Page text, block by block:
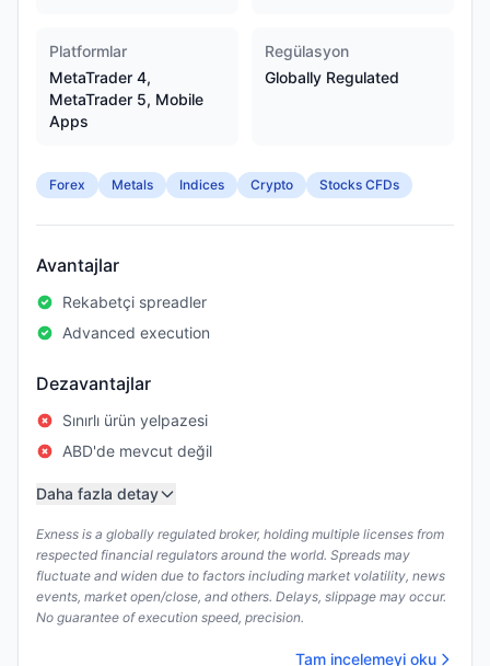
Platformlar
MetaTrader 4,
MetaTrader 5, Mobile
Apps
Regülasyon
Globally Regulated
Forex Metals Indices Crypto Stocks CFDs
Avantajlar
Rekabetçi spreadler
Advanced execution
Dezavantajlar
Sınırlı ürün yelpazesi
ABD'de mevcut değil
Daha fazla detay
Exness is a globally regulated broker, holding multiple licenses from
respected financial regulators around the world. Spreads may
fluctuate and widen due to factors including market volatility, news
events, market open/close, and others. Delays, slippage may occur.
No guarantee of execution speed, precision.
Tam incelemeyi oku